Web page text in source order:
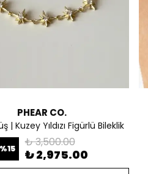
PHEAR CO.
| Kuzey Yıldızı Figürlü Bileklik
%15 ₺ 3,500.00
₺ 2,975.00